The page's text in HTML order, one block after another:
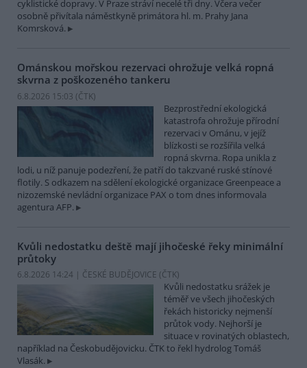
cyklistické dopravy. V Praze stráví necelé tři dny. Včera večer
osobně přivítala náměstkyně primátora hl. m. Prahy Jana
Komrsková.
Ománskou mořskou rezervaci ohrožuje velká ropná
skvrna z poškozeného tankeru
6.8.2026 15:03 (ČTK)
Bezprostřední ekologická
katastrofa ohrožuje přírodní
rezervaci v Ománu, v jejíž
blízkosti se rozšířila velká
ropná skvrna. Ropa unikla z
lodi, u níž panuje podezření, že patří do takzvané ruské stínové
flotily. S odkazem na sdělení ekologické organizace Greenpeace a
nizozemské nevládní organizace PAX o tom dnes informovala
agentura AFP.
Kvůli nedostatku deště mají jihočeské řeky minimální
průtoky
6.8.2026 14:24 | ČESKÉ BUDĚJOVICE (ČTK)
Kvůli nedostatku srážek je
téměř ve všech jihočeských
řekách historicky nejmenší
průtok vody. Nejhorší je
situace v rovinatých oblastech,
například na Českobudějovicku. ČTK to řekl hydrolog Tomáš
Vlasák.